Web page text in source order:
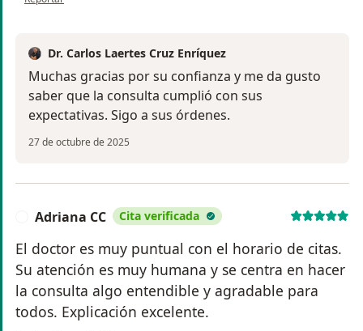
Dr. Carlos Laertes Cruz Enríquez
Muchas gracias por su confianza y me da gusto
saber que la consulta cumplió con sus
expectativas. Sigo a sus órdenes.
27 de octubre de 2025
Adriana CC Cita verificada
El doctor es muy puntual con el horario de citas.
Su atención es muy humana y se centra en hacer
la consulta algo entendible y agradable para
todos. Explicación excelente.